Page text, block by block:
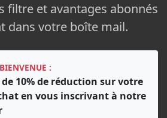
filtre et avantages abonnés
dans votre boîte mail.
:
10% de réduction sur votre
en vous inscrivant à notre